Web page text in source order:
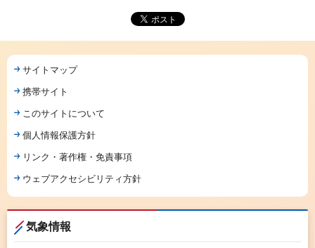
サイトマップ
携帯サイト
このサイトについて
個人情報保護方針
リンク・著作権・免責事項
ウェブアクセシビリティ方針
気象情報